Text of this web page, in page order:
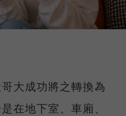
大成功將之轉換為
在地下室、車廂、